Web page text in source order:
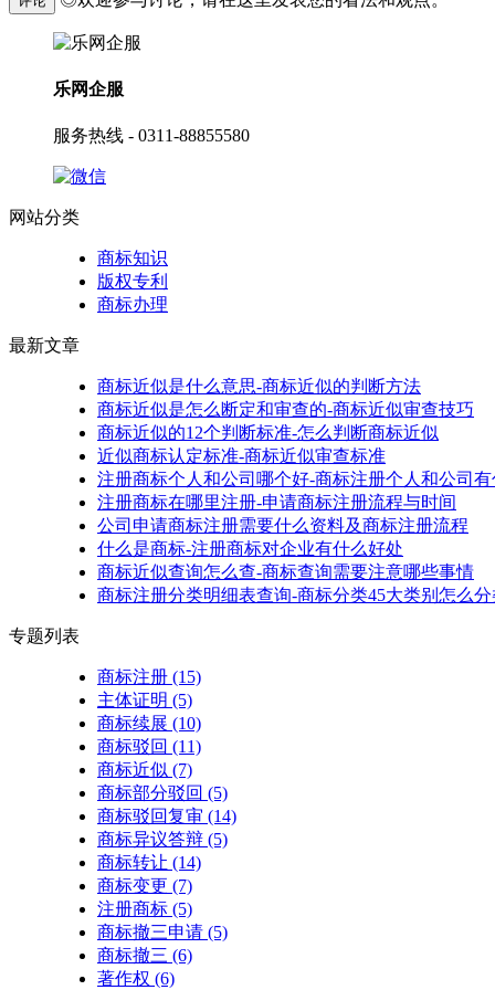
乐网企服
服务热线 - 0311-88855580
网站分类
商标知识
版权专利
商标办理
最新文章
商标近似是什么意思-商标近似的判断方法
商标近似是怎么断定和审查的-商标近似审查技巧
商标近似的12个判断标准-怎么判断商标近似
近似商标认定标准-商标近似审查标准
注册商标个人和公司哪个好-商标注册个人和公司
注册商标在哪里注册-申请商标注册流程与时间
公司申请商标注册需要什么资料及商标注册流程
什么是商标-注册商标对企业有什么好处
商标近似查询怎么查-商标查询需要注意哪些事情
商标注册分类明细表查询-商标分类45大类别怎么分
专题列表
商标注册 (15)
主体证明 (5)
商标续展 (10)
商标驳回 (11)
商标近似 (7)
商标部分驳回 (5)
商标驳回复审 (14)
商标异议答辩 (5)
商标转让 (14)
商标变更 (7)
注册商标 (5)
商标撤三申请 (5)
商标撤三 (6)
著作权 (6)